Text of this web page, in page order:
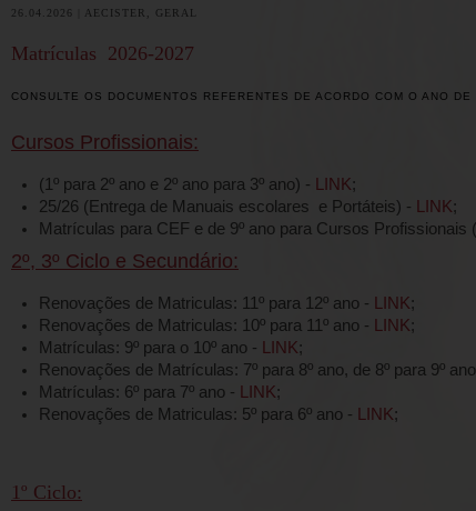
26.04.2026 | AECISTER, GERAL
Matrículas 2026-2027
CONSULTE OS DOCUMENTOS REFERENTES DE ACORDO COM O ANO
Cursos Profissionais:
(1º para 2º ano e 2º ano para 3º ano) - LINK;
25/26 (Entrega de Manuais escolares e Portáteis) - LINK;
Matrículas para CEF e de 9º ano para Cursos Profissionais
2º, 3º Ciclo e Secundário:
Renovações de Matriculas: 11º para 12º ano - LINK;
Renovações de Matriculas: 10º para 11º ano - LINK;
Matrículas: 9º para o 10º ano - LINK;
Renovações de Matrículas: 7º para 8º ano, de 8º para 9º
Matrículas: 6º para 7º ano - LINK;
Renovações de Matriculas: 5º para 6º ano - LINK;
1º Ciclo: